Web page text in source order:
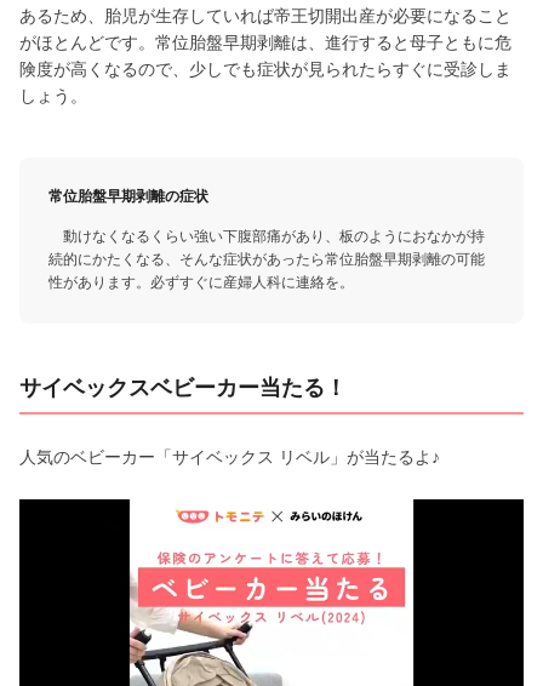
あるため、胎児が生存していれば帝王切開出産が必要になること
がほとんどです。常位胎盤早期剥離は、進行すると母子ともに危
険度が高くなるので、少しでも症状が見られたらすぐに受診しま
しょう。
常位胎盤早期剥離の症状
動けなくなるくらい強い下腹部痛があり、板のようにおなかが持
続的にかたくなる、そんな症状があったら常位胎盤早期剥離の可能
性があります。必ずすぐに産婦人科に連絡を。
サイベックスベビーカー当たる！
人気のベビーカー「サイベックス リベル」が当たるよ♪